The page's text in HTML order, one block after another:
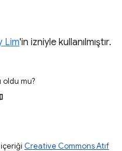
Lim'in izniyle kullanılmıştır.
oldu mu?
Creative Commons Atıf